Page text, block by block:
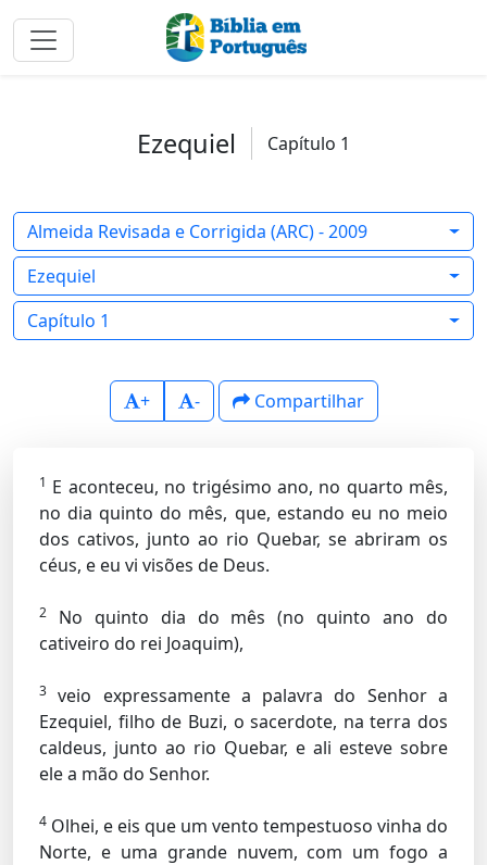
Ezequiel Capítulo 1
Almeida Revisada e Corrigida (ARC) - 2009
Ezequiel
Capítulo 1
+ - Compartilhar
1 E aconteceu, no trigésimo ano, no quarto mês,
no dia quinto do mês, que, estando eu no meio
dos cativos, junto ao rio Quebar, se abriram os
céus, e eu vi visões de Deus.
2
No quinto dia do mês (no quinto ano do
cativeiro do rei Joaquim),
3 veio expressamente a palavra do Senhor a
Ezequiel, filho de Buzi, o sacerdote, na terra dos
caldeus, junto ao rio Quebar, e ali esteve sobre
ele a mão do Senhor.
4 Olhei, e eis que um vento tempestuoso vinha do
Norte, e uma grande nuvem, com um fogo a